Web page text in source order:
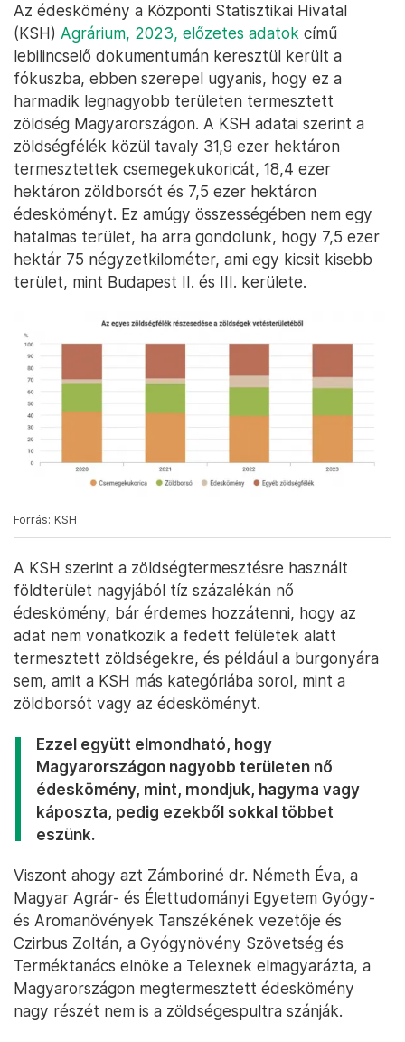
Az édeskömény a Központi Statisztikai Hivatal
(KSH) Agrárium, 2023, előzetes adatok című
lebilincselő dokumentumán keresztül került a
fókuszba, ebben szerepel ugyanis, hogy ez a
harmadik legnagyobb területen termesztett
zöldség Magyarországon. A KSH adatai szerint a
zöldségfélék közül tavaly 31,9 ezer hektáron
termesztettek csemegekukoricát, 18,4 ezer
hektáron zöldborsót és 7,5 ezer hektáron
édesköményt. Ez amúgy összességében nem egy
hatalmas terület, ha arra gondolunk, hogy 7,5 ezer
hektár 75 négyzetkilométer, ami egy kicsit kisebb
terület, mint Budapest II. és III. kerülete.
Forrás: KSH
A KSH szerint a zöldségtermesztésre használt
földterület nagyjából tíz százalékán nő
édeskömény, bár érdemes hozzátenni, hogy az
adat nem vonatkozik a fedett felületek alatt
termesztett zöldségekre, és például a burgonyára
sem, amit a KSH más kategóriába sorol, mint a
zöldborsót vagy az édesköményt.
Ezzel együtt elmondható, hogy
Magyarországon nagyobb területen nő
édeskömény, mint, mondjuk, hagyma vagy
káposzta, pedig ezekből sokkal többet
eszünk.
Viszont ahogy azt Zámboriné dr. Németh Éva, a
Magyar Agrár- és Élettudományi Egyetem Gyógy-
és Aromanövények Tanszékének vezetője és
Czirbus Zoltán, a Gyógynövény Szövetség és
Terméktanács elnöke a Telexnek elmagyarázta, a
Magyarországon megtermesztett édeskömény
nagy részét nem is a zöldségespultra szánják.